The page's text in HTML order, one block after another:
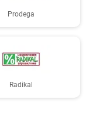
Prodega
Radikal